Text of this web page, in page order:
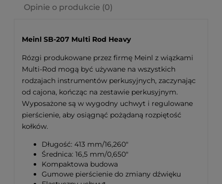
Opinie o produkcie (0)
Meinl SB-207 Multi Rod Heavy
Rózgi produkowane przez firmę Meinl z wiązkami
Multi-Rod mogą być używane na wszystkich
rodzajach instrumentów perkusyjnych, zaczynając
od cajona, kończąc na zestawie perkusyjnym.
Wyposażone są w wygodny uchwyt i regulowane
pierścienie, aby osiągnąć pożądaną rozpiętość
kołków.
Długość: 413 mm/16,260"
Średnica: 16,5 mm/0,650"
Kompaktowa budowa
Gumowe pierścienie do zmiany dźwięku